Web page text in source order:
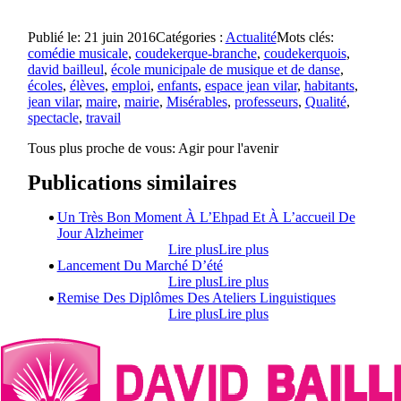
Publié le: 21 juin 2016Catégories : ActualitéMots clés:
comédie musicale, coudekerque-branche, coudekerquois,
david bailleul, école municipale de musique et de danse,
écoles, élèves, emploi, enfants, espace jean vilar, habitants,
jean vilar, maire, mairie, Misérables, professeurs, Qualité,
spectacle, travail
Tous plus proche de vous: Agir pour l'avenir
Publications similaires
Un Très Bon Moment À L’Ehpad Et À L’accueil De
Jour Alzheimer
Lire plusLire plus
Lancement Du Marché D’été
Lire plusLire plus
Remise Des Diplômes Des Ateliers Linguistiques
Lire plusLire plus